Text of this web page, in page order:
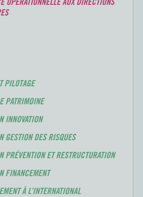
OPÉRATIONNELLE AUX DIRECTIONS
PILOTAGE
PATRIMOINE
INNOVATION
GESTION DES RISQUES
PRÉVENTION ET RESTRUCTURATION
FINANCEMENT
À L’INTERNATIONAL